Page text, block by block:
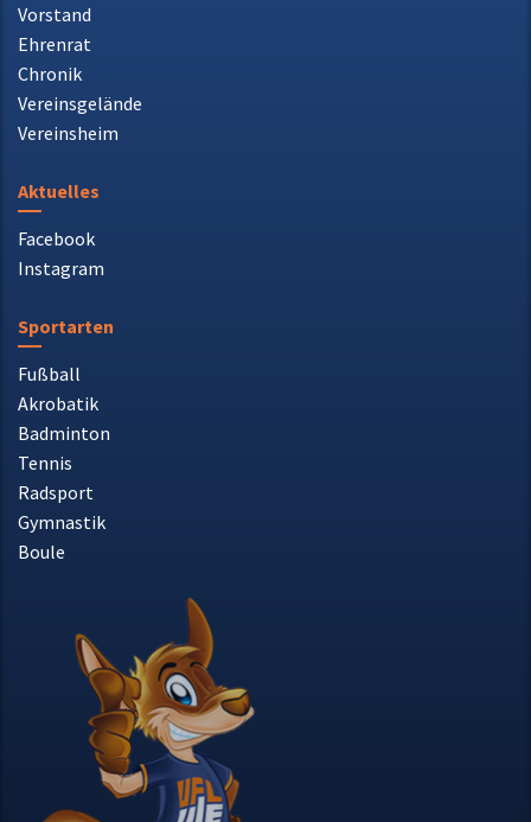
Vorstand
Ehrenrat
Chronik
Vereinsgelände
Vereinsheim
Aktuelles
Facebook
Instagram
Sportarten
Fußball
Akrobatik
Badminton
Tennis
Radsport
Gymnastik
Boule